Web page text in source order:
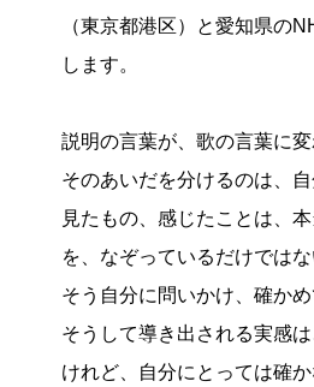
（東京都港区）と愛知県の
します。
説明の言葉が、歌の言葉に変
そのあいだを分けるのは、
見たもの、感じたことは、
を、なぞっているだけではな
そう自分に問いかけ、確かめ
そうして導き出される実感
けれど、自分にとっては確か